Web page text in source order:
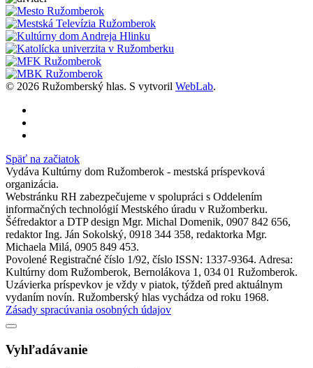
© 2026 Ružomberský hlas. S vytvoril WebLab.
Späť na začiatok
Vydáva Kultúrny dom Ružomberok - mestská príspevková
organizácia.
Webstránku RH zabezpečujeme v spolupráci s Oddelením
informačných technológií Mestského úradu v Ružomberku.
Šéfredaktor a DTP design Mgr. Michal Domenik, 0907 842 656,
redaktor Ing. Ján Sokolský, 0918 344 358, redaktorka Mgr.
Michaela Milá, 0905 849 453.
Povolené Registračné číslo 1/92, číslo ISSN: 1337-9364. Adresa:
Kultúrny dom Ružomberok, Bernolákova 1, 034 01 Ružomberok.
Uzávierka príspevkov je vždy v piatok, týždeň pred aktuálnym
vydaním novín. Ružomberský hlas vychádza od roku 1968.
Zásady spracúvania osobných údajov
Vyhľadávanie